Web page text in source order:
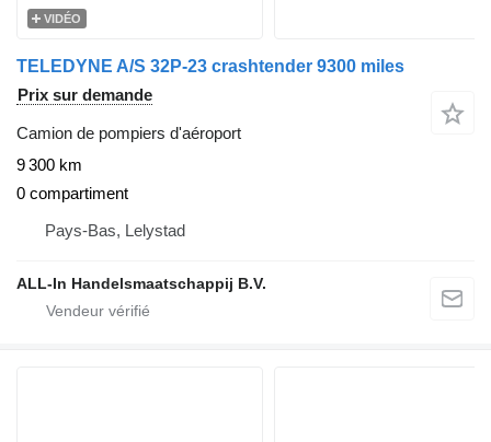
VIDÉO
TELEDYNE A/S 32P-23 crashtender 9300 miles
Prix sur demande
Camion de pompiers d'aéroport
9 300 km
0 compartiment
Pays-Bas, Lelystad
ALL-In Handelsmaatschappij B.V.